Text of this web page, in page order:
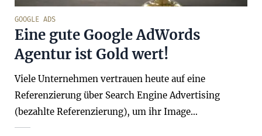
GOOGLE ADS
Eine gute Google AdWords
Agentur ist Gold wert!
Viele Unternehmen vertrauen heute auf eine
Referenzierung über Search Engine Advertising
(bezahlte Referenzierung), um ihr Image…